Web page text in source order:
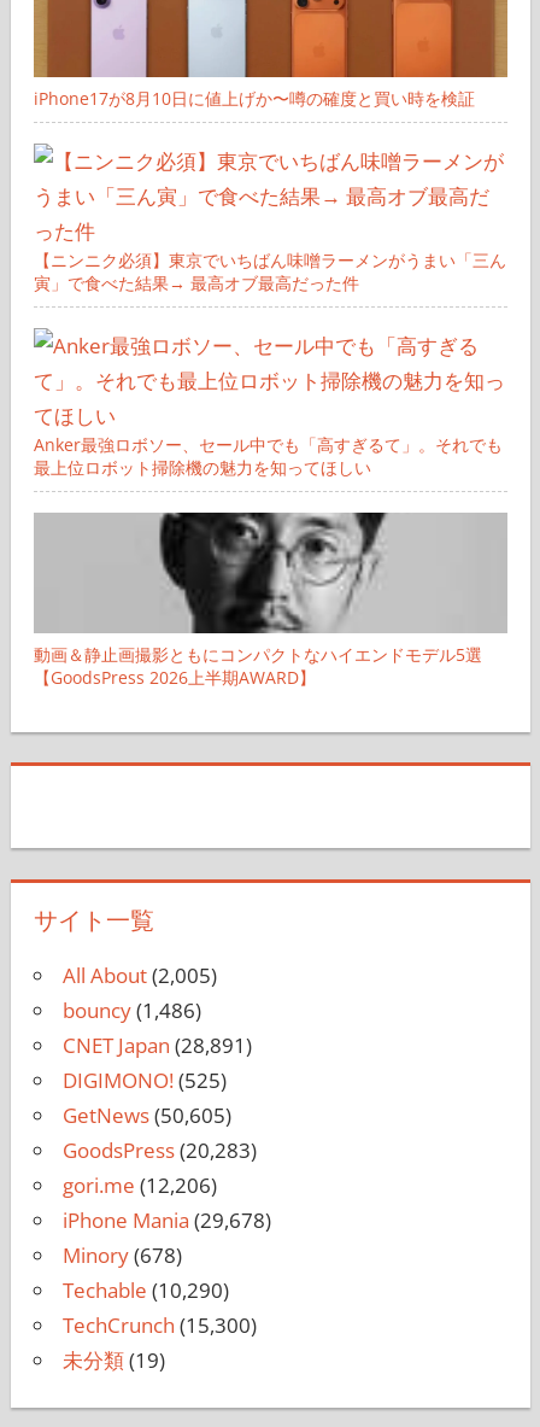
iPhone17が8月10日に値上げか〜噂の確度と買い時を検証
【ニンニク必須】東京でいちばん味噌ラーメンがうまい「三ん
寅」で食べた結果→ 最高オブ最高だった件
Anker最強ロボソー、セール中でも「高すぎるて」。それでも
最上位ロボット掃除機の魅力を知ってほしい
動画＆静止画撮影ともにコンパクトなハイエンドモデル5選
【GoodsPress 2026上半期AWARD】
サイト一覧
All About(2,005)
bouncy(1,486)
CNET Japan (28,891)
DIGIMONO!(525)
GetNews(50,605)
GoodsPress(20,283)
gori.me (12,206)
iPhone Mania (29,678)
Minory(678)
Techable (10,290)
TechCrunch (15,300)
未分類(19)